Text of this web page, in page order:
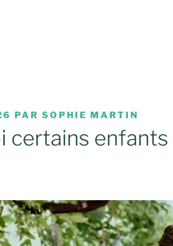
PAR SOPHIE MARTIN
certains enfants